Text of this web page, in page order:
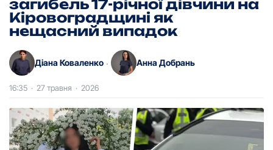
загибель 17-річної дівчини на
Кіровоградщині як
нещасний випадок
Діана Коваленко · Анна Добрань
16:35 · 27 травня · 2026